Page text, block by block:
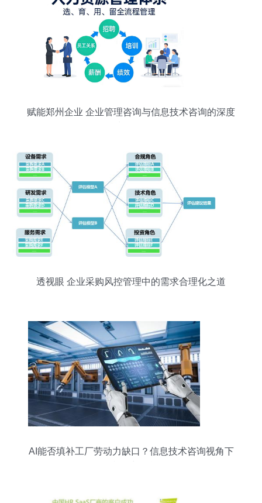
赋能郑州企业 企业管理咨询与信息技术咨询的深度
透视眼 企业采购风控管理中的需求合理化之道
AI能否填补工厂劳动力缺口？信息技术咨询视角下